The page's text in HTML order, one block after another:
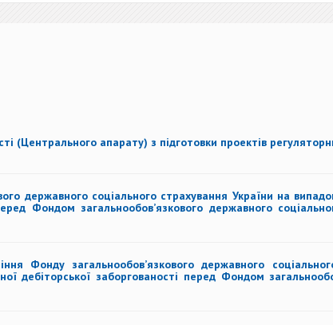
апарату) з підготовки проектів
державного соціального страхування України на
Фондом загальнообов’язкового державного
Фонду загальнообов’язкового державного
дебіторської заборгованості перед Фондом